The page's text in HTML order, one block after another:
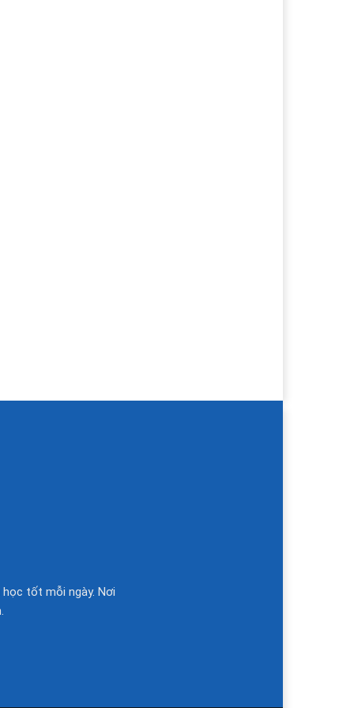
học tốt mỗi ngày. Nơi